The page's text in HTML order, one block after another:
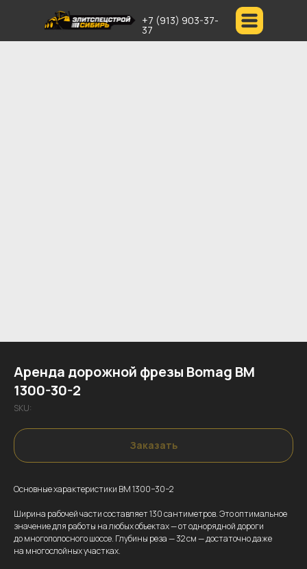
+7 (913) 903-37-
37
Аренда дорожной фрезы Bomag BM
1300-30-2
SKU:
Заказать
Основные характеристики BM 1300−30−2
Ширина рабочей части составляет 130 сантиметров. Это оптимальное
значение для работы на любых объектах — от однорядной дороги
до многополосного шоссе. Глубины реза — 32 см — достаточно даже
на многослойных участках.